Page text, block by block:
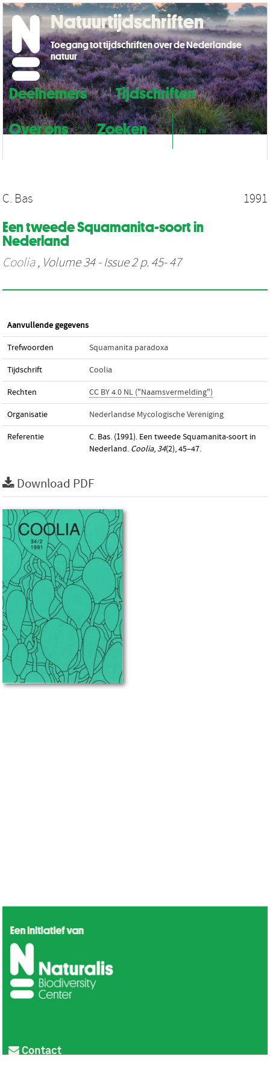
Deelnemers
Tijdschriften
Over ons
Zoeken NL EN
Natuurtijdschriften
Toegang tot tijdschriften over de Nederlandse
natuur
C. Bas 1991
Een tweede Squamanita-soort in
Nederland
Coolia, Volume 34 - Issue 2 p. 45- 47
Aanvullende gegevens
Trefwoorden Squamanita paradoxa
Tijdschrift Coolia
Rechten CC BY 4.0 NL ("Naamsvermelding")
Organisatie Nederlandse Mycologische Vereniging
Referentie
C. Bas. (1991). Een tweede Squamanita-soort in
Nederland. Coolia, 34(2), 45–47.
Download PDF
Contact